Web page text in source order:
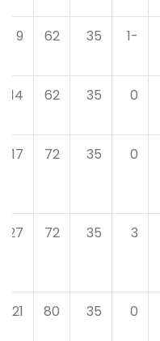
-1
35
62
9
0
35
62
14
0
35
72
17
3
35
72
27
0
35
80
21